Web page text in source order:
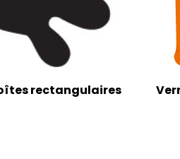
rectangulaires